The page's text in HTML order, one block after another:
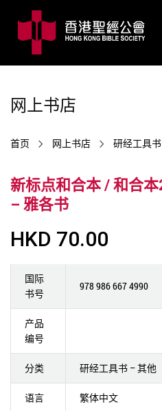
网上书店
首页 网上书店 研经工具书
新标点和合本 / 和合
– 雅各书
HKD 70.00
国际
书号
978 986 667 4990
产品
编号
分类 研经工具书 – 其他
语言 繁体中文